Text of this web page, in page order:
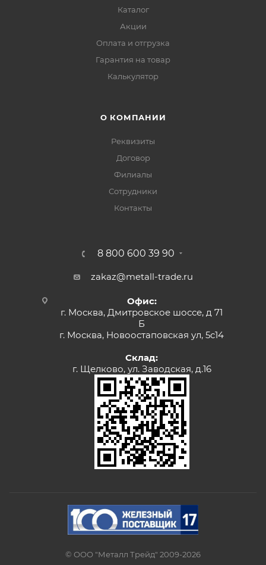
Каталог
Акции
Оплата и отгрузка
Гарантия на товар
Калькулятор
О КОМПАНИИ
Реквизиты
Договор
Филиалы
Сотрудники
Контакты
8 800 600 39 90
zakaz@metall-trade.ru
Офис:
г. Москва, Дмитровское шоссе, д 71
Б
г. Москва, Новоостаповская ул, 5с14
Склад:
г. Щелково, ул. Заводская, д.16
© ООО "Металл Трейд" 2009-2026